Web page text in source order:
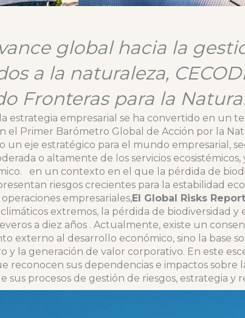
global hacia la
a la naturaleza,
Fronteras para la
estrategia empresarial se ha convertido en un
el Primer Barómetro Global de Acción por la
un eje estratégico para el mundo empresarial,
o altamente de los servicios ecosistémicos,
en un contexto en el que la pérdida de
riesgos crecientes para la estabilidad
empresariales,El Global Risks
extremos, la pérdida de biodiversidad y
a diez años . Actualmente, existe un
externo al desarrollo económico, sino la base
y la generación de valor corporativo. En este
reconocen sus dependencias e impactos sobre
sus procesos de gestión de riesgos, estrategia y